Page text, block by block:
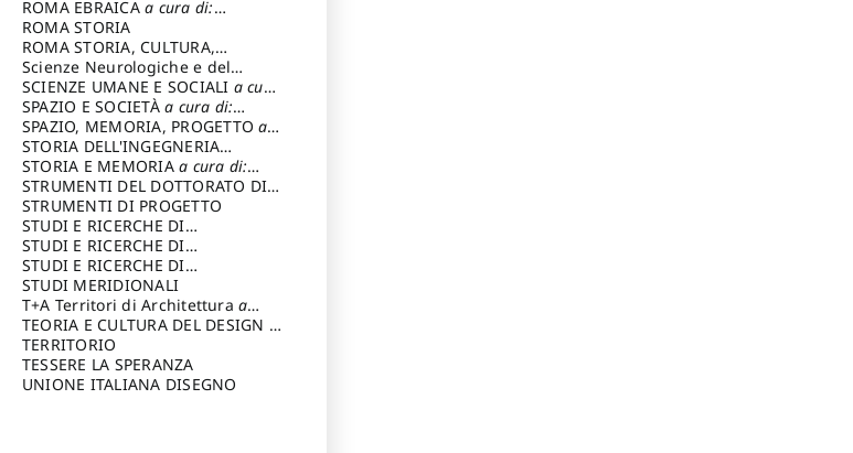
Carlo
ROMA EBRAICAa cura di:
Procaccia Claudio
ROMA STORIA
ROMA STORIA, CULTURA,
IMMAGINEa cura di: Fagiolo
Marcello
Scienze Neurologiche e del
Comportamento
SCIENZE UMANE E SOCIALI a cura
di: Iannizzi Salvatore
SPAZIO E SOCIETÀa cura di:
Cassetti Roberto
SPAZIO, MEMORIA, PROGETTOa
cura di: Rossi Massimo
STORIA DELL'INGEGNERIA
STRUTTURALE IN ITALIAa cura di:
Poretti Sergio
STORIA E MEMORIAa cura di:
Rossi Lauro
STRUMENTI DEL DOTTORATO DI
RICERCA IN RILIEVO E
RAPPRESENTAZIONE
DELL’ARCHITETTURA E
DELL’AMBIENTEa cura di: Migliari
Riccardo
STRUMENTI DI PROGETTO
STUDI E RICERCHE DI
ARCHEOLOGIA IN SICILIA
di: Pelagatti Paola
STUDI E RICERCHE DI
ARCHITETTURA del Dipartimento
di Architettura Università degli
Studi G. d' Annunzio
STUDI E RICERCHE DI
ARCHITETTURA del Dipartimento
di Architettura Università degli
Studi G. d' Annunzio, Chieti-
Pescaraa cura di: Fusero Paolo
STUDI MERIDIONALI
T+A Territori di Architetturaa
cura di: Ramazzotti Luigi
TEORIA E CULTURA DEL DESIGN a
cura di: Furlanis Giuseppe
TERRITORIO
TESSERE LA SPERANZA
UNIONE ITALIANA DISEGNO